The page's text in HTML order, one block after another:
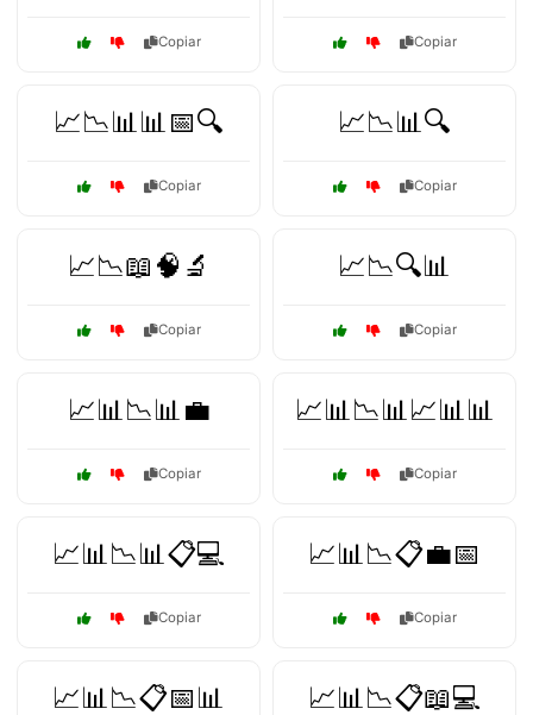
Copiar Copiar
📈📉📊📊📅🔍
Copiar
📈📉📊🔍
Copiar
📈📉📖🧠🔬
Copiar
📈📉🔍📊
Copiar
📈📊📉📊💼
Copiar
📈📊📉📊📈📊📊
Copiar
📈📊📉📊📋💻
Copiar
📈📊📉📋💼📅
Copiar
📈📊📉📋📅📊 📈📊📉📋📖💻